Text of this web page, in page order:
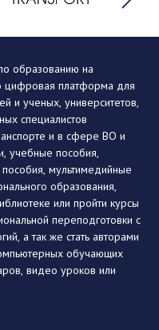
образованию на
цифровая платформа для
и ученых, университетов,
специалистов
и в сфере ВО и
учебные пособия,
мультимедийные
образования,
или пройти курсы
переподготовки с
а так же стать авторами
обучающих
видео уроков или